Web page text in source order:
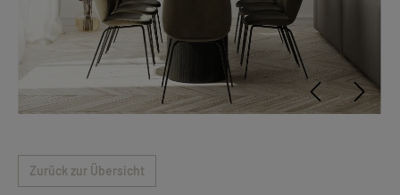
Zurück zur Übersicht